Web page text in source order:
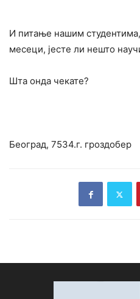
И питање нашим
месеци, јесте ли нешто
Шта онда чекате?
Београд, 7534.г. гроздобер